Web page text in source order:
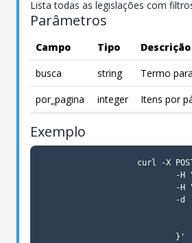
Token único:
Sempre
(Authorization)
Endpoints ativos:
obras
Resposta JSON:Inclui
data, pagination
Boa prática:
Lista todas as legislações com
Parâmetros
Campo Tipo
Descrição
busca
string
Termo
por_pagina
integer Itens por
Exemplo
curl -X
-H
-H
-d
                            }'